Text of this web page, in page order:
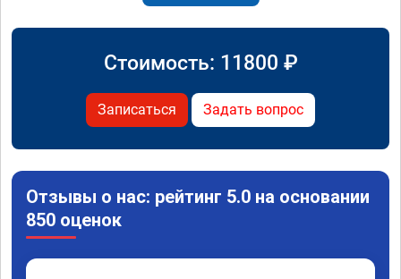
Стоимость: 11800 ₽
Записаться Задать вопрос
Отзывы о нас: рейтинг 5.0 на основании
850 оценок